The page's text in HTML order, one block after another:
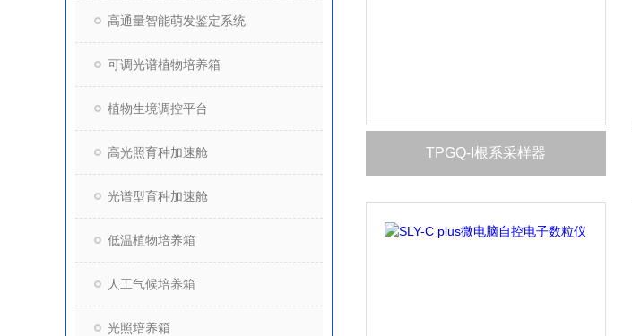
高通量智能萌发鉴定系统
可调光谱植物培养箱
植物生境调控平台
高光照育种加速舱
光谱型育种加速舱
低温植物培养箱
人工气候培养箱
光照培养箱
TPGQ-I根系采样器